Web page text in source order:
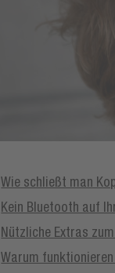
Wie schließt man
Kein Bluetooth auf
Nützliche Extras
Warum